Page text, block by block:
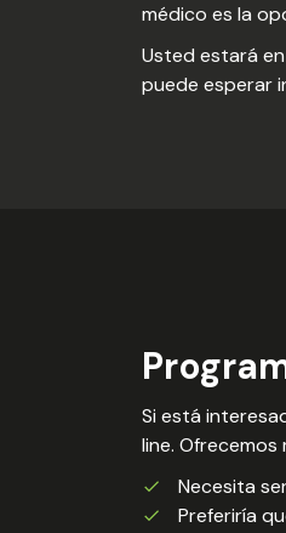
médico es la
Usted estará
puede esperar
Si está
line.
Necesita
Preferiría